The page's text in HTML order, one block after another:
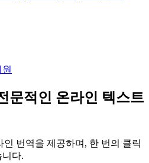
문적인 온라인 텍스트
인 번역을 제공하며, 한 번의 클릭
니다.